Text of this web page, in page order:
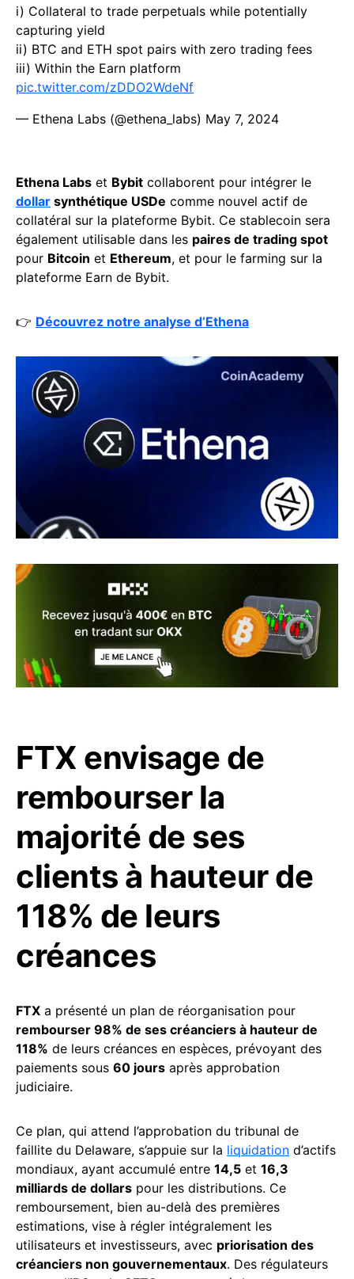
i) Collateral to trade perpetuals while potentially
capturing yield
ii) BTC and ETH spot pairs with zero trading fees
iii) Within the Earn platform
pic.twitter.com/zDDO2WdeNf
— Ethena Labs (@ethena_labs) May 7, 2024
Ethena Labs et Bybit collaborent pour intégrer le
dollar synthétique USDe comme nouvel actif de
collatéral sur la plateforme Bybit. Ce stablecoin sera
également utilisable dans les paires de trading spot
pour Bitcoin et Ethereum, et pour le farming sur la
plateforme Earn de Bybit.
👉 Découvrez notre analyse d’Ethena
FTX envisage de
rembourser la
majorité de ses
clients à hauteur de
118% de leurs
créances
FTX a présenté un plan de réorganisation pour
rembourser 98% de ses créanciers à hauteur de
118% de leurs créances en espèces, prévoyant des
paiements sous 60 jours après approbation
judiciaire.
Ce plan, qui attend l’approbation du tribunal de
faillite du Delaware, s’appuie sur la liquidation d’actifs
mondiaux, ayant accumulé entre 14,5 et 16,3
milliards de dollars pour les distributions. Ce
remboursement, bien au-delà des premières
estimations, vise à régler intégralement les
utilisateurs et investisseurs, avec priorisation des
créanciers non gouvernementaux. Des régulateurs